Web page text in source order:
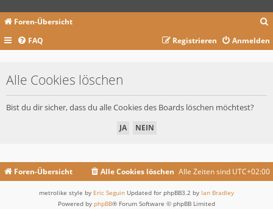
Foren-Übersicht
c
FAQ Anmelden
Registrieren
Alle Cookies löschen
Bist du dir sicher, dass du alle Cookies des Boards löschen möchtest?
Foren-Übersicht Alle Zeiten sind UTC+02:00
Alle Cookies löschen
metrolike style by Eric Seguin Updated for phpBB3.2 by Ian Bradley
Powered by phpBB® Forum Software © phpBB Limited